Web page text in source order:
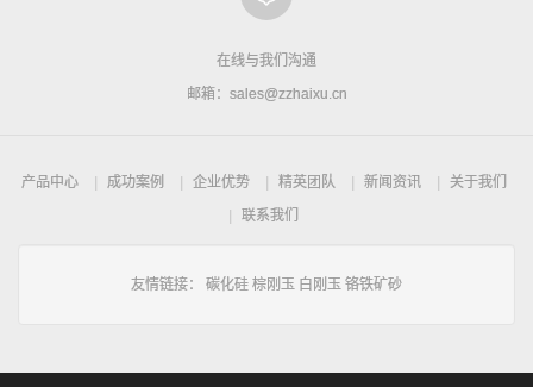
在线与我们沟通
邮箱：sales@zzhaixu.cn
产品中心 成功案例 企业优势 精英团队 新闻资讯
关于我们
联系我们
友情链接： 碳化硅 棕刚玉 白刚玉 铬铁矿砂